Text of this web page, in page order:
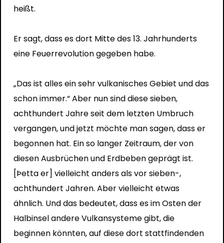
heißt.
Er sagt, dass es dort Mitte des 13. Jahrhunderts
eine Feuerrevolution gegeben habe.
„Das ist alles ein sehr vulkanisches Gebiet und das
schon immer.“ Aber nun sind diese sieben,
achthundert Jahre seit dem letzten Umbruch
vergangen, und jetzt möchte man sagen, dass er
begonnen hat. Ein so langer Zeitraum, der von
diesen Ausbrüchen und Erdbeben geprägt ist.
[Þetta er] vielleicht anders als vor sieben-,
achthundert Jahren. Aber vielleicht etwas
ähnlich. Und das bedeutet, dass es im Osten der
Halbinsel andere Vulkansysteme gibt, die
beginnen könnten, auf diese dort stattfindenden